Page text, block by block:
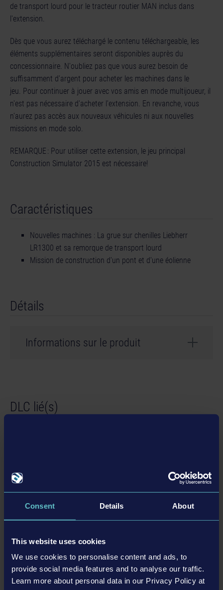
Consent Details About
This website uses cookies
We use cookies to personalise content and ads, to
provide social media features and to analyse our traffic.
Learn more about personal data in our Privacy Policy at
de transport lourd pour le tracteur routier MAN inclus dans
l'extension.
Dès que vous aurez téléchargé le contenu téléchargeable, les
éléments supplémentaires seront disponibles auprès du
concessionnaire. N'oubliez pas que vous aurez besoin de
suffisamment d'argent pour acheter les machines dans le
jeu. Pour continuer à jouer avec vos amis en mode multijoueur, il
n'est pas nécessaire d'acheter l'extension. En revanche, vous
n'aurez pas accès aux nouveaux véhicules ni aux nouvelles
missions en mode solo.
REMARQUE : Pour utiliser cette extension, le jeu principal
Construction Simulator 2015 est nécessaire!
Caractéristiques
Nouvelles machines : La grue sur chenilles Liebherr
LR1300 et sa remorque de transport lourd
Mission de construction d'un pont et d'une éolienne
Détails
Informations sur le produit
DLC lié(s)
CONSTRUCTION SIMULATOR 2015 - LIEBHERR A 918
4,99 $US